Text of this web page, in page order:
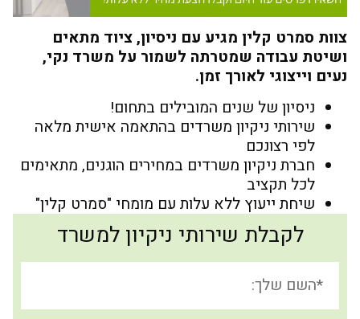
צוות סמרט קלין מגיע עם ניסיון, ציוד מתאים
ושיטת עבודה שמטרתה לשמור על משרד נקי,
נעים וייצוגי לאורך זמן.
ניסיון של שנים המובילים בתחום!
שירותי ניקיון משרדים בהתאמה אישית מלאה
לפי רצונכם
חברת ניקיון משרדים במחירים הוגנים, מתאימים
לכל תקציב
שיחת ייעוץ ללא עלות עם מומחי "סמרט קלין"
לקבלת שירותי ניקיון למשרד